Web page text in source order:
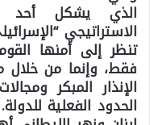
الذي يشكل أحد
الاستراتيجي
تنظر إلى أمنها
فقط، وإنما من خلال
الإنذار المبكر
الحدود الفعلية